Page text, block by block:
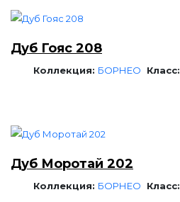
Дуб Гояс 208
Коллекция: БОРНЕО Класс:
Дуб Моротай 202
Коллекция: БОРНЕО Класс: